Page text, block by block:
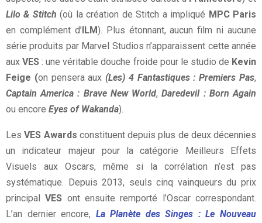
Lilo & Stitch (où la création de Stitch a impliqué MPC Paris
en complément d’ILM). Plus étonnant, aucun film ni aucune
série produits par Marvel Studios n’apparaissent cette année
auxVES : une véritable douche froide pour le studio de Kevin
Feige (on pensera aux(Les) 4 Fantastiques : Premiers Pas,
Captain America : Brave New World,Daredevil : Born Again
ou encore Eyes of Wakanda).
LesVES Awards constituent depuis plus de deux décennies
un indicateur majeur pour la catégorie Meilleurs Effets
Visuels aux Oscars, même si la corrélation n’est pas
systématique. Depuis 2013, seuls cinq vainqueurs du prix
principalVES ont ensuite remporté l’Oscar correspondant.
L’an dernier encore, La Planète des Singes : Le Nouveau